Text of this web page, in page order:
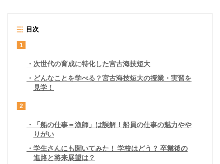
目次
1
次世代の育成に特化した宮古海技短大
どんなことを学べる？宮古海技短大の授業・実習を
見学！
2
「船の仕事＝漁師」は誤解！船員の仕事の魅力やや
りがい
学生さんにも聞いてみた！ 学校はどう？ 卒業後の
進路と将来展望は？